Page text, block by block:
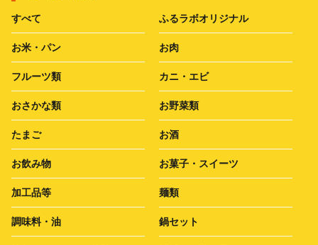
すべて ふるラボオリジナル
お米・パン お肉
フルーツ類 カニ・エビ
おさかな類 お野菜類
たまご お酒
お飲み物 お菓子・スイーツ
加工品等 麺類
調味料・油 鍋セット